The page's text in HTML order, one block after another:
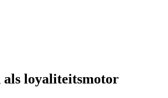
als loyaliteitsmotor